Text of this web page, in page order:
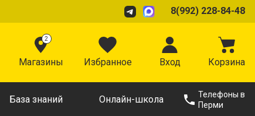
8(992) 228-84-48
2
Магазины Избранное Вход Корзина
База знаний Онлайн-школа
Телефоны в
Перми